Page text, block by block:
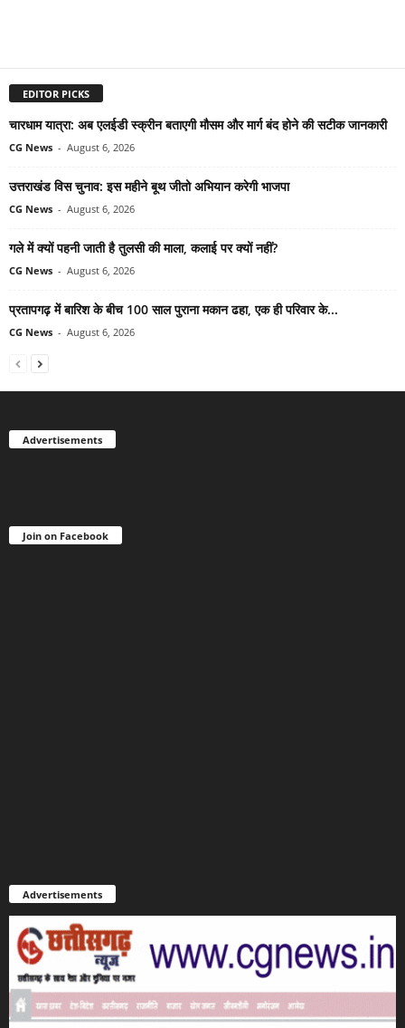
EDITOR PICKS
चारधाम यात्रा: अब एलईडी स्क्रीन बताएगी मौसम और मार्ग बंद होने की सटीक जानकारी
CG News - August 6, 2026
उत्तराखंड विस चुनाव: इस महीने बूथ जीतो अभियान करेगी भाजपा
CG News - August 6, 2026
गले में क्यों पहनी जाती है तुलसी की माला, कलाई पर क्यों नहीं?
CG News - August 6, 2026
प्रतापगढ़ में बारिश के बीच 100 साल पुराना मकान ढहा, एक ही परिवार के...
CG News - August 6, 2026
Advertisements
Join on Facebook
Advertisements